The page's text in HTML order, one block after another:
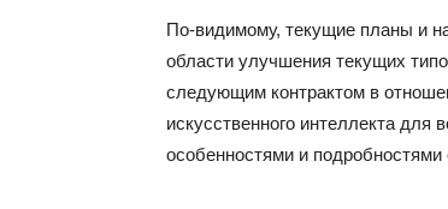
По-видимому, текущие планы и
области улучшения текущих
следующим контрактом в
искусственного интеллекта
особенностями и